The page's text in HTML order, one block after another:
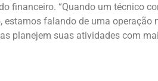
financeiro. “Quando um técnico
estamos falando de uma
planejem suas atividades com